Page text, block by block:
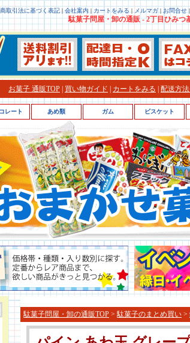
取引法に基づく表記 | 会社案内 | カートをみる | メルマガ| お問合せ|
駄菓子問屋・卸の通販 - 2丁目ひみつ
お菓子 通販TOP 買い物ガイド カートをみる 配送方
駄菓子問屋・卸の通販TOP >駄菓子のまとめ買い >